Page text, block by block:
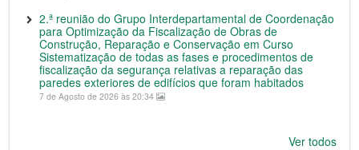
2.ª reunião do Grupo Interdepartamental de Coordenação
para Optimização da Fiscalização de Obras de
Construção, Reparação e Conservação em Curso
Sistematização de todas as fases e procedimentos de
fiscalização da segurança relativas a reparação das
paredes exteriores de edifícios que foram habitados
7 de Agosto de 2026 às 20:34
Ver todos